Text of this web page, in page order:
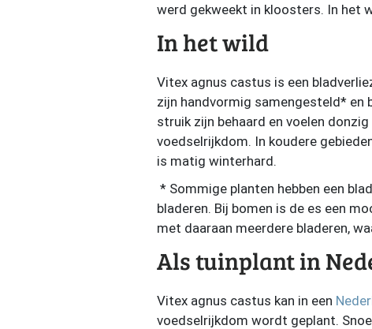
werd gekweekt in kloosters. In het
In het wild
Vitex agnus castus is een
zijn handvormig samengesteld* en
struik zijn behaard en voelen
voedselrijkdom. In koudere
is matig winterhard.
* Sommige planten hebben een
bladeren. Bij bomen is de es een
met daaraan meerdere bladeren,
Als tuinplant in
Vitex agnus castus kan in een
voedselrijkdom wordt geplant.